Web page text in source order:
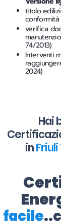
titolo
verifica
74/2013)
Interventi
2024)
Hai
in
facile